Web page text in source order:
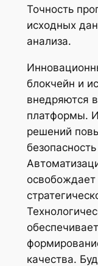
Точность
исходных
анализа.
блокчейн и
внедряются
платформы.
решений
освобождает
качества.